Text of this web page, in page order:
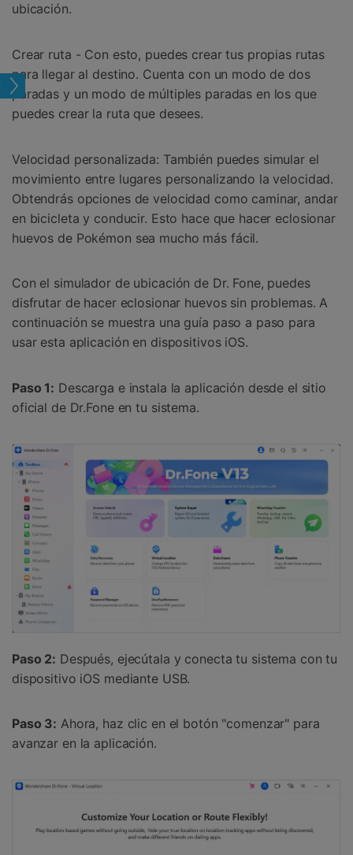
ubicación.
Crear ruta - Con esto, puedes crear tus propias rutas
para llegar al destino. Cuenta con un modo de dos
paradas y un modo de múltiples paradas en los que
puedes crear la ruta que desees.
Velocidad personalizada: También puedes simular el
movimiento entre lugares personalizando la velocidad.
Obtendrás opciones de velocidad como caminar, andar
en bicicleta y conducir. Esto hace que hacer eclosionar
huevos de Pokémon sea mucho más fácil.
Con el simulador de ubicación de Dr. Fone, puedes
disfrutar de hacer eclosionar huevos sin problemas. A
continuación se muestra una guía paso a paso para
usar esta aplicación en dispositivos iOS.
Paso 1: Descarga e instala la aplicación desde el sitio
oficial de Dr.Fone en tu sistema.
Paso 2: Después, ejecútala y conecta tu sistema con tu
dispositivo iOS mediante USB.
Paso 3: Ahora, haz clic en el botón "comenzar" para
avanzar en la aplicación.